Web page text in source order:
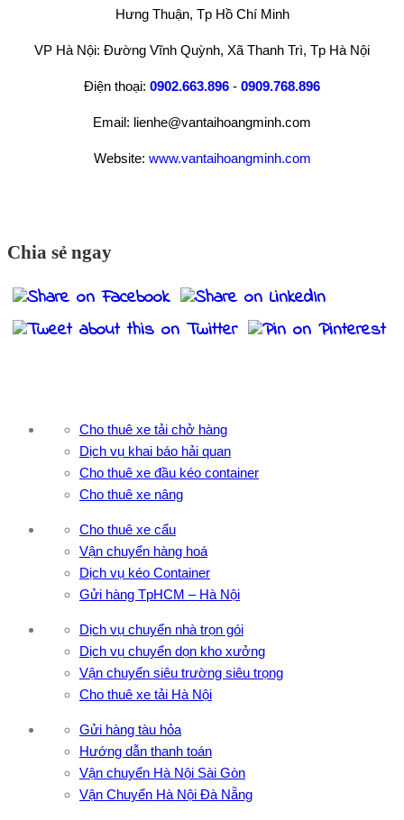
Hưng Thuận, Tp Hồ Chí Minh
VP Hà Nội: Đường Vĩnh Quỳnh, Xã Thanh Trì, Tp Hà Nội
Điện thoại: 0902.663.896 - 0909.768.896
Email: lienhe@vantaihoangminh.com
Website: www.vantaihoangminh.com
Chia sẻ ngay
Cho thuê xe tải chở hàng
Dịch vụ khai báo hải quan
Cho thuê xe đầu kéo container
Cho thuê xe nâng
Cho thuê xe cẩu
Vận chuyển hàng hoá
Dịch vụ kéo Container
Gửi hàng TpHCM – Hà Nội
Dịch vụ chuyển nhà trọn gói
Dịch vụ chuyển dọn kho xưởng
Vận chuyển siêu trường siêu trọng
Cho thuê xe tải Hà Nội
Gửi hàng tàu hỏa
Hướng dẫn thanh toán
Vận chuyển Hà Nội Sài Gòn
Vận Chuyển Hà Nội Đà Nẵng